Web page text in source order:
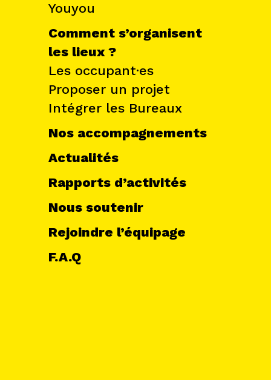
Youyou
Comment s’organisent
les lieux ?
Les occupant·es
Proposer un projet
Intégrer les Bureaux
Nos accompagnements
Actualités
Rapports d’activités
Nous soutenir
Rejoindre l’équipage
F.A.Q